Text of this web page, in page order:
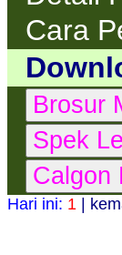
Cara
Hari ini: 1 |